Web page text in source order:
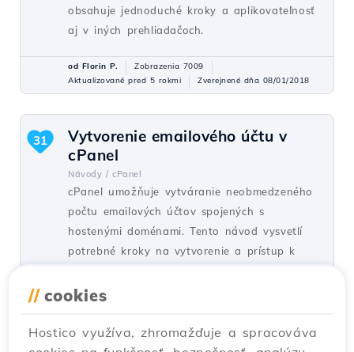
obsahuje jednoduché kroky a aplikovateľnosť
aj v iných prehliadačoch.
od Florin P.
Zobrazenia 7009
Aktualizované pred 5 rokmi
Zverejnené dňa 08/01/2018
Vytvorenie emailového účtu v
cPanel
Návody / cPanel
cPanel umožňuje vytváranie neobmedzeného
počtu emailových účtov spojených s
hostenými doménami. Tento návod vysvetlí
potrebné kroky na vytvorenie a prístup k
31
// cookies
Hostico využíva, zhromažďuje a spracováva